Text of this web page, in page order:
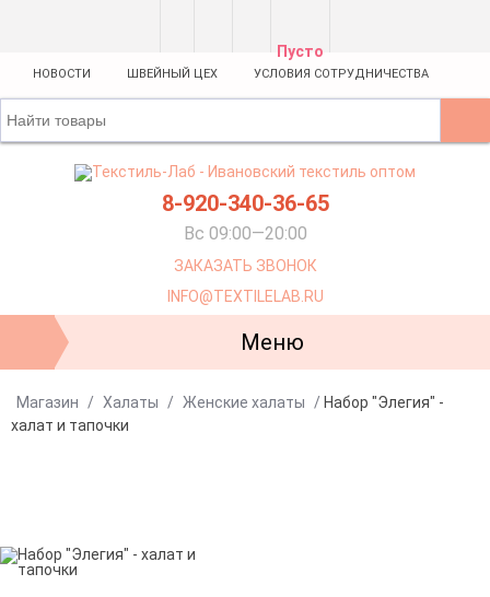
Пусто
НОВОСТИ ШВЕЙНЫЙ ЦЕХ УСЛОВИЯ СОТРУДНИЧЕСТВА
8-920-340-36-65
Вс 09:00—20:00
ЗАКАЗАТЬ ЗВОНОК
INFO@TEXTILELAB.RU
Меню
Магазин / Халаты / Женские халаты / Набор "Элегия" -
халат и тапочки